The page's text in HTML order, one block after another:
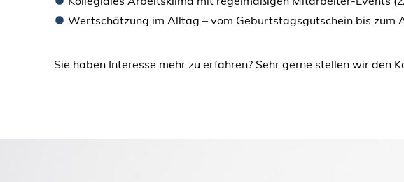
Wertschätzung im Alltag – vom Geburtstagsgutschein bis zum
Sie haben Interesse mehr zu erfahren? Sehr gerne stellen wir